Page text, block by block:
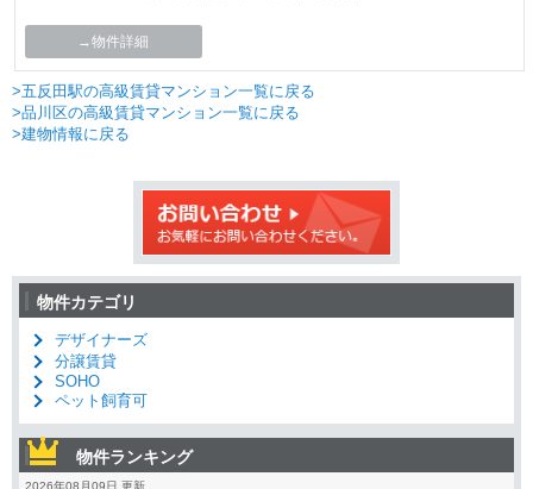
→物件詳細
>五反田駅の高級賃貸マンション一覧に戻る
>品川区の高級賃貸マンション一覧に戻る
>建物情報に戻る
物件カテゴリ
デザイナーズ
分譲賃貸
SOHO
ペット飼育可
物件ランキング
2026年08月09日 更新